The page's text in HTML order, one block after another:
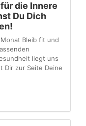
die Innere
Du Dich
Bleib fit und
liegt uns
Dir zur Seite Deine